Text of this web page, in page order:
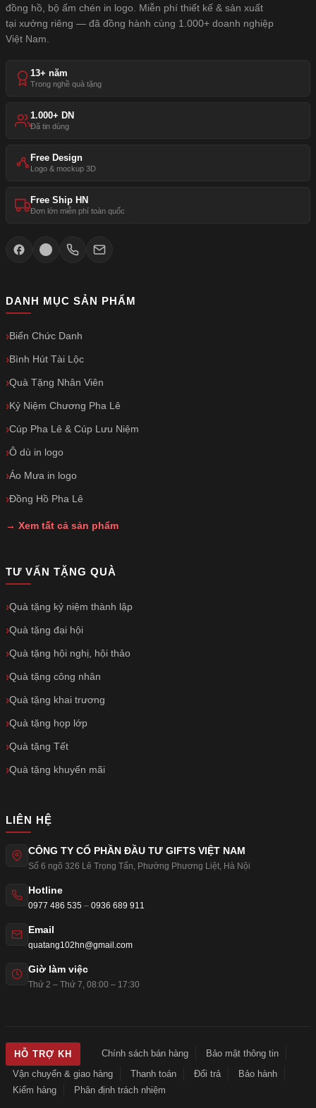
đồng hồ, bộ ấm chén in logo. Miễn phí thiết kế & sản xuất
tại xưởng riêng — đã đồng hành cùng 1.000+ doanh nghiệp
Việt Nam.
13+ năm
Trong nghề quà tặng
1.000+ DN
Đã tin dùng
Free Design
Logo & mockup 3D
Free Ship HN
Đơn lớn miễn phí toàn quốc
DANH MỤC SẢN PHẨM
Biển Chức Danh
Bình Hút Tài Lộc
Quà Tặng Nhân Viên
Kỷ Niệm Chương Pha Lê
Cúp Pha Lê & Cúp Lưu Niệm
Ô dù in logo
Áo Mưa in logo
Đồng Hồ Pha Lê
→ Xem tất cả sản phẩm
TƯ VẤN TẶNG QUÀ
Quà tặng kỷ niệm thành lập
Quà tặng đại hội
Quà tặng hội nghị, hội thảo
Quà tặng công nhân
Quà tặng khai trương
Quà tặng họp lớp
Quà tặng Tết
Quà tặng khuyến mãi
LIÊN HỆ
CÔNG TY CỔ PHẦN ĐẦU TƯ GIFTS VIỆT NAM
Số 6 ngõ 326 Lê Trọng Tấn, Phường Phương Liệt, Hà Nội
Hotline
0977 486 535 – 0936 689 911
Email
quatang102hn@gmail.com
Giờ làm việc
Thứ 2 – Thứ 7, 08:00 – 17:30
HỖ TRỢ KH Chính sách bán hàng
Bảo mật thông tin
Vận chuyển & giao hàng
Thanh toán Đổi trả
Bảo hành
Kiểm hàng
Phân định trách nhiệm